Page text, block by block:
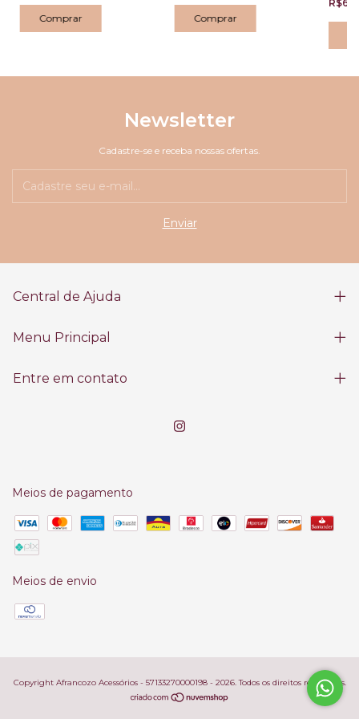
Newsletter
Cadastre-se e receba nossas ofertas.
Central de Ajuda
Menu Principal
Entre em contato
Meios de pagamento
Meios de envio
Copyright Afrancozo Acessórios - 57133270000198 - 2026. Todos os direitos reservados.